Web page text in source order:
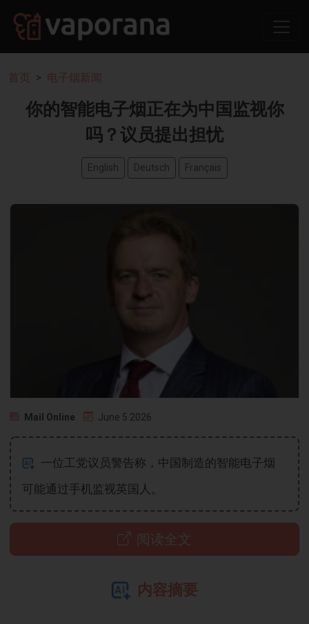
首页 电子烟新闻
你的智能电子烟正在为中国监视你
吗？议员提出担忧
English Deutsch Français
Mail Online June 5 2026
一位工党议员警告称，中国制造的智能电子烟
可能通过手机监视英国人。
阅读全文
内容摘要